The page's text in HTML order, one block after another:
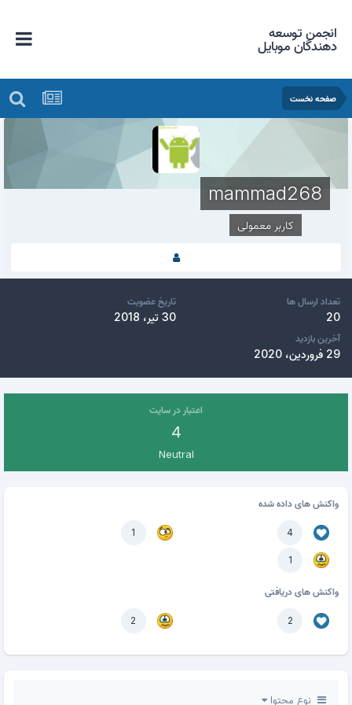
انجمن توسعه
دهندگان موبایل
صفحه نخست
mammad268
کاربر معمولی
تعداد ارسال ها
20
تاریخ عضویت
30 تیر، 2018
آخرین بازدید
29 فروردین، 2020
اعتبار در سایت
4
Neutral
واکنش های داده شده
4
واکنش های دریافتی
2
2
نوع محتوا